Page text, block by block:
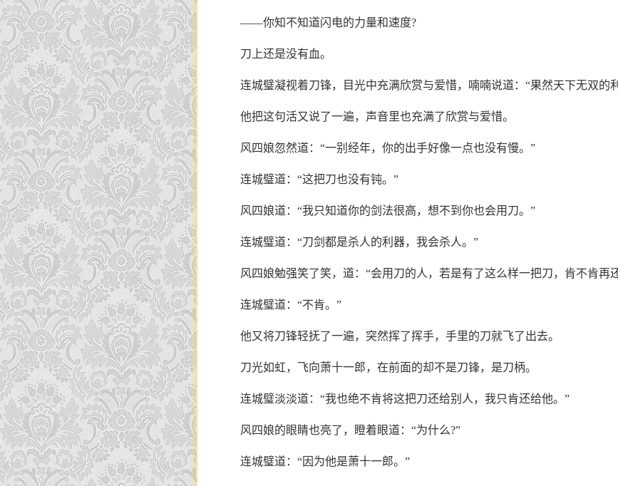
——你知不知道闪电的力量和速度?
刀上还是没有血。
连城璧凝视着刀锋，目光中充满欣赏与爱惜，喃喃说道：“果然天下无双的
他把这句活又说了一遍，声音里也充满了欣赏与爱惜。
风四娘忽然道：“一别经年，你的出手好像一点也没有慢。”
连城璧道：“这把刀也没有钝。”
风四娘道：“我只知道你的剑法很高，想不到你也会用刀。”
连城璧道：“刀剑都是杀人的利器，我会杀人。”
风四娘勉强笑了笑，道：“会用刀的人，若是有了这么样一把刀，肯不肯再
连城璧道：“不肯。”
他又将刀锋轻抚了一遍，突然挥了挥手，手里的刀就飞了出去。
刀光如虹，飞向萧十一郎，在前面的却不是刀锋，是刀柄。
连城璧淡淡道：“我也绝不肯将这把刀还给别人，我只肯还给他。”
风四娘的眼睛也亮了，瞪着眼道：“为什么?”
连城璧道：“因为他是萧十一郎。”